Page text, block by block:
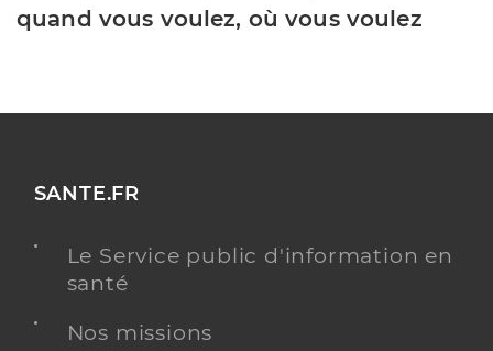
quand vous voulez, où vous voulez
SANTE.FR
Le Service public d'information en
santé
Nos missions